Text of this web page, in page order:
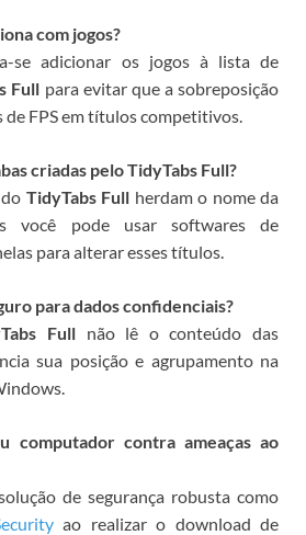
com jogos?
se adicionar os jogos à lista de
Full para evitar que a sobreposição
de FPS em títulos competitivos.
criadas pelo TidyTabs Full?
TidyTabs Full herdam o nome da
você pode usar softwares de
para alterar esses títulos.
para dados confidenciais?
Fullnão lê o conteúdo das
sua posição e agrupamento na
computador contra ameaças ao
de segurança robusta como
ao realizar o download de